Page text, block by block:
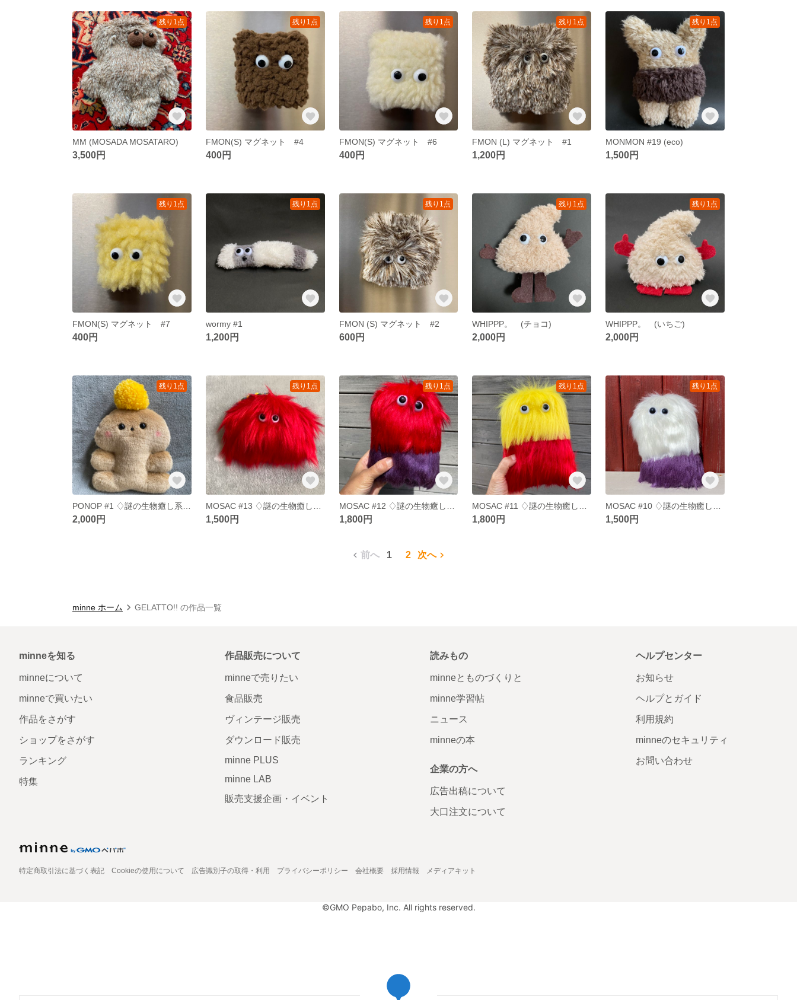
残り1点
MM (MOSADA MOSATARO)
3,500円
残り1点
FMON(S) マグネット #4
400円
残り1点
FMON(S) マグネット #6
400円
残り1点
FMON (L) マグネット #1
1,200円
残り1点
MONMON #19 (eco)
1,500円
残り1点
FMON(S) マグネット #7
400円
残り1点
wormy #1
1,200円
残り1点
FMON (S) マグネット #2
600円
残り1点
WHIPPP。 (チョコ)
2,000円
残り1点
WHIPPP。 (いちご)
2,000円
残り1点
2,000円
残り1点
1,500円
残り1点
1,800円
残り1点
1,800円
残り1点
1,500円
前へ 1 2 次へ
minne ホーム GELATTO!! の作品一覧
minneを知る
minneについて
minneで買いたい
作品をさがす
ショップをさがす
ランキング
特集
作品販売について
minneで売りたい
食品販売
ヴィンテージ販売
ダウンロード販売
minne PLUS
minne LAB
販売支援企画・イベント
読みもの
minneとものづくりと
minne学習帖
ニュース
minneの本
企業の方へ
広告出稿について
大口注文について
ヘルプセンター
お知らせ
ヘルプとガイド
利用規約
minneのセキュリティ
お問い合わせ
特定商取引法に基づく表記 Cookieの使用について 広告識別子の取得・利用 プライバシーポリシー 会社概要 採用情報 メディアキット
©GMO Pepabo, Inc. All rights reserved.